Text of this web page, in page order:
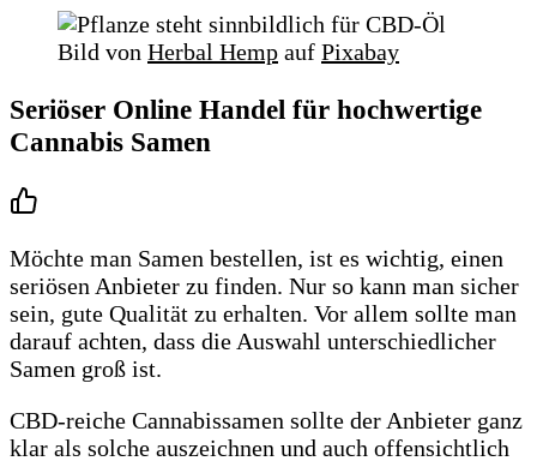
Bild von Herbal Hemp auf Pixabay
Seriöser Online Handel für hochwertige
Cannabis Samen
Möchte man Samen bestellen, ist es wichtig, einen
seriösen Anbieter zu finden. Nur so kann man sicher
sein, gute Qualität zu erhalten. Vor allem sollte man
darauf achten, dass die Auswahl unterschiedlicher
Samen groß ist.
CBD-reiche Cannabissamen sollte der Anbieter ganz
klar als solche auszeichnen und auch offensichtlich